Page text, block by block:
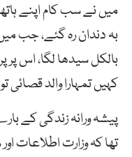
میں نے سب کام اپنے
بہ دندان رہ گئے، جب
بالکل سیدھا لگا، اس پر
کہیں تمہارا والد قصائی
پیشہ ورانہ زندگی کے
تھا کہ وزارت اطلاعات